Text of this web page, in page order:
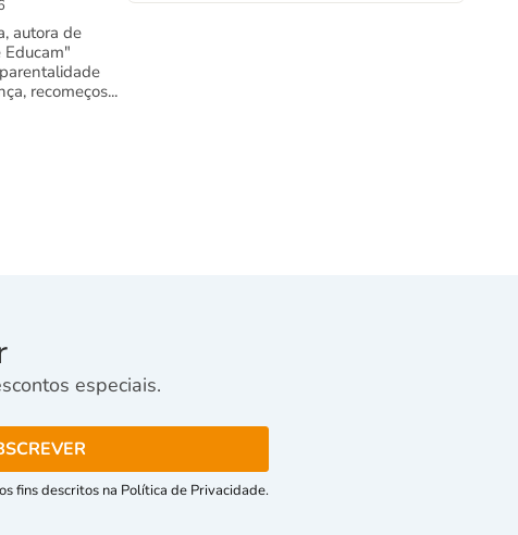
autora de
Educam"
recomeços...
especiais.
fins descritos na Política de Privacidade.